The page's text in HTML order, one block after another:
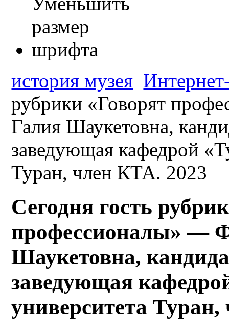
история музея
рубрики «Говорят
Галия Шаукетовна,
заведующая кафедрой
Туран, член КТА. 2023
Сегодня гость
профессионалы» —
Шаукетовна,
заведующая
университета